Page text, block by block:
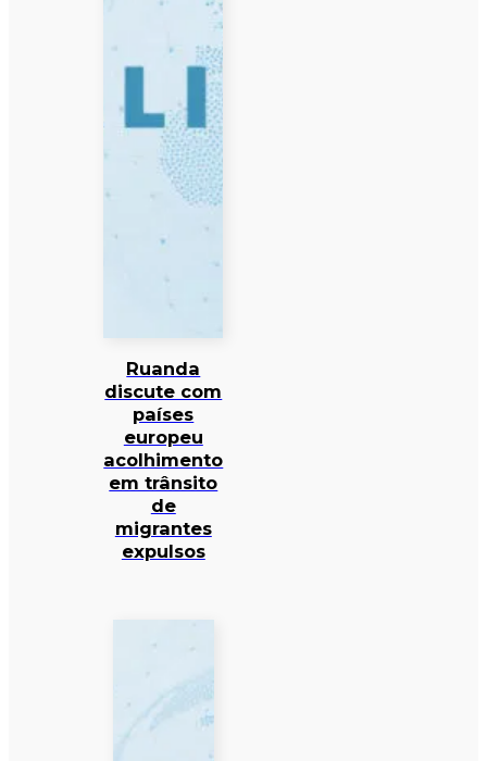
Ruanda
discute com
países
europeu
acolhimento
em trânsito
de
migrantes
expulsos